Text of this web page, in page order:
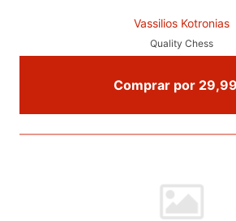
Vassilios Kotronias
Quality Chess